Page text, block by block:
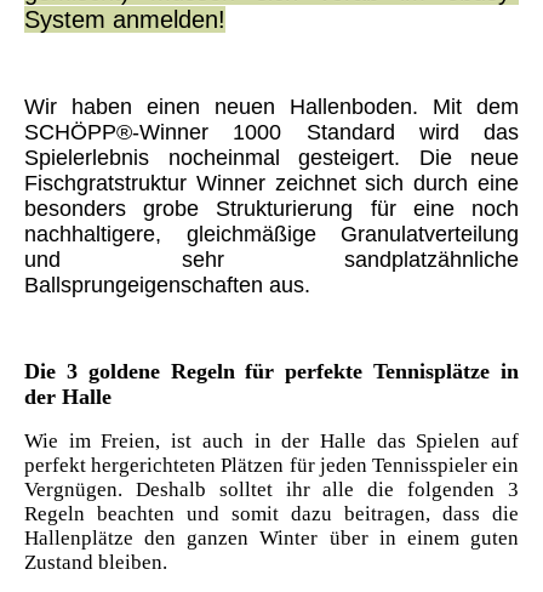
System anmelden!
Wir haben einen neuen Hallenboden. Mit dem
SCHÖPP®-Winner 1000 Standard wird das
Spielerlebnis nocheinmal gesteigert. Die neue
Fischgratstruktur Winner zeichnet sich durch eine
besonders grobe Strukturierung für eine noch
nachhaltigere, gleichmäßige Granulatverteilung
und sehr sandplatzähnliche
Ballsprungeigenschaften aus.
Die 3 goldene Regeln für perfekte Tennisplätze in
der Halle
Wie im Freien, ist auch in der Halle das Spielen auf
perfekt hergerichteten Plätzen für jeden Tennisspieler ein
Vergnügen. Deshalb solltet ihr alle die folgenden 3
Regeln beachten und somit dazu beitragen, dass die
Hallenplätze den ganzen Winter über in einem guten
Zustand bleiben.